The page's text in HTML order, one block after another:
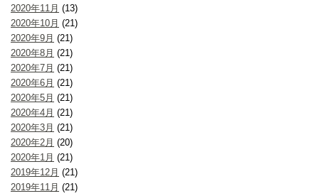
2020年11月 (13)
2020年10月 (21)
2020年9月 (21)
2020年8月 (21)
2020年7月 (21)
2020年6月 (21)
2020年5月 (21)
2020年4月 (21)
2020年3月 (21)
2020年2月 (20)
2020年1月 (21)
2019年12月 (21)
2019年11月 (21)